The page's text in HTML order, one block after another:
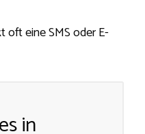
oft eine SMS oder E-
in